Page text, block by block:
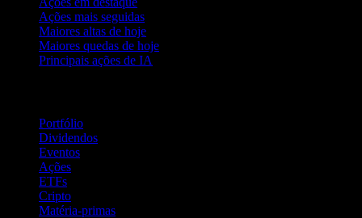
Ações mais seguidas
Maiores altas de hoje
Maiores quedas de hoje
Principais ações de IA
Portfólio
Dividendos
Eventos
Ações
ETFs
Cripto
Matéria-primas